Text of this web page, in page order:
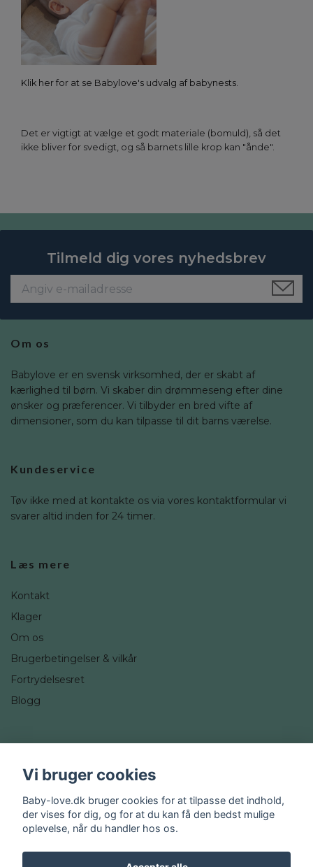
Klik her for at se Babylove's udvalg af babynests.
Det er vigtigt at vælge et godt materiale (bomuld), så det
ikke bliver for svedigt, og så barnets lille krop kan "ånde".
Tilmeld dig vores nyhedsbrev
Om os
Babylove er en svensk virksomhed, der er skabt af
kærlighed til børn. Vi skaber din drømmeseng efter dine
ønsker og præferencer. Vi tilbyder en bred vifte af
dimensioner, som du kan tilpasse til dit barns værelse.
Kundeservice
Tøv ikke med at kontakte os via vores kontaktformular vi
svarer altid inden for 24 timer.
Læs mere
Kontakt
Klager
Om os
Brugerbetingelser & vilkår
Fortrydelsesret
Blogg
Instagram
Vi bruger cookies
Baby-love.dk bruger cookies for at tilpasse det indhold,
der vises for dig, og for at du kan få den bedst mulige
oplevelse, når du handler hos os.